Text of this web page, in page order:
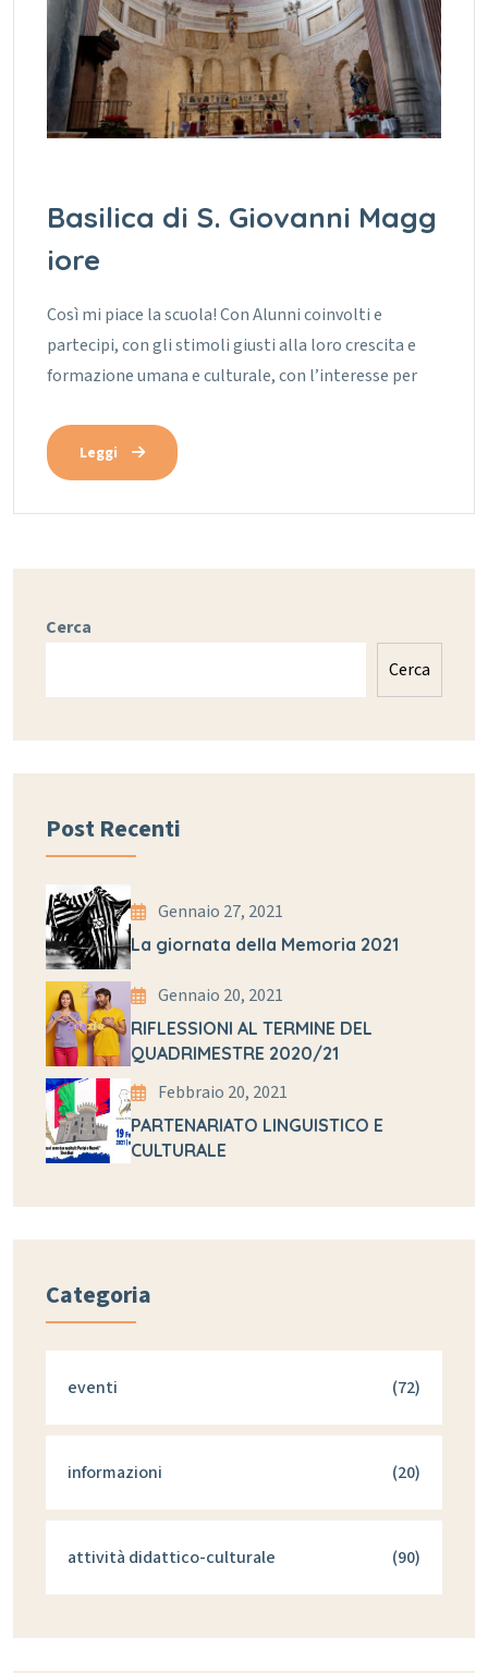
Basilica di S. Giovanni Magg
iore
Così mi piace la scuola! Con Alunni coinvolti e
partecipi, con gli stimoli giusti alla loro crescita e
formazione umana e culturale, con l’interesse per
Leggi
Cerca
Cerca
Post Recenti
Gennaio 27, 2021
La giornata della Memoria 2021
Gennaio 20, 2021
RIFLESSIONI AL TERMINE DEL
QUADRIMESTRE 2020/21
Febbraio 20, 2021
PARTENARIATO LINGUISTICO E
CULTURALE
Categoria
eventi (72)
informazioni (20)
attività didattico-culturale (90)